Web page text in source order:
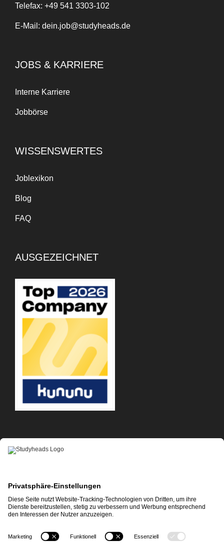
Telefax: +49 541 3303-102
E-Mail: dein.job@studyheads.de
JOBS & KARRIERE
Interne Karriere
Jobbörse
WISSENSWERTES
Joblexikon
Blog
FAQ
AUSGEZEICHNET